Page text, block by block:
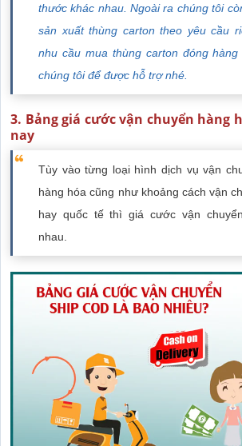
thước khác nhau. Ngoài ra chúng tôi
sản xuất thùng carton theo yêu cầu
nhu cầu mua thùng carton đóng
chúng tôi để được hỗ trợ nhé.
3. Bảng giá cước vận chuyển hàng
nay
Tùy vào từng loại hình dịch vụ vận
hàng hóa cũng như khoảng cách vận
hay quốc tế thì giá cước vận
nhau.